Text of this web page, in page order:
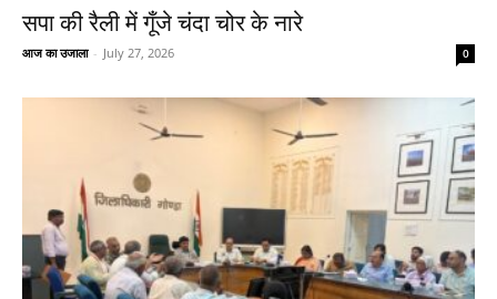
सपा की रैली में गूँजे चंदा चोर के नारे
आज का उजाला - July 27, 2026 0